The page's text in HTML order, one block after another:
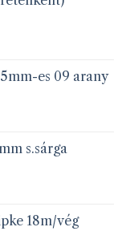
es 09 arany
s.sárga
18m/vég